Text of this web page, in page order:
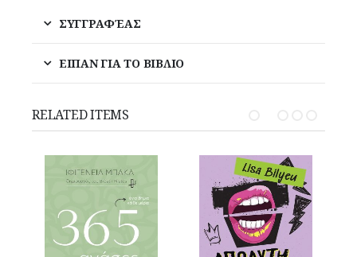
ΣΥΓΓΡΑΦΈΑΣ
ΕΙΠΑΝ ΓΙΑ ΤΟ ΒΙΒΛΙΟ
RELATED ITEMS